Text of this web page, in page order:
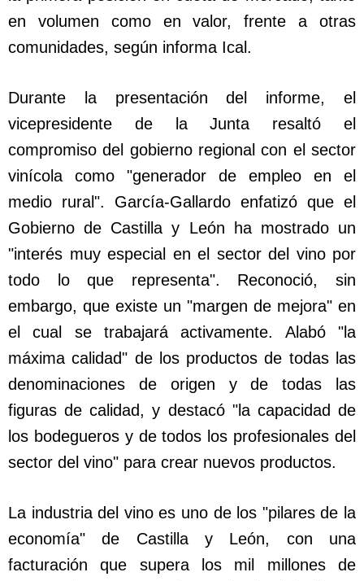
en volumen como en valor, frente a otras
comunidades, según informa Ical.
Durante la presentación del informe, el
vicepresidente de la Junta resaltó el
compromiso del gobierno regional con el sector
vinícola como "generador de empleo en el
medio rural". García-Gallardo enfatizó que el
Gobierno de Castilla y León ha mostrado un
"interés muy especial en el sector del vino por
todo lo que representa". Reconoció, sin
embargo, que existe un "margen de mejora" en
el cual se trabajará activamente. Alabó "la
máxima calidad" de los productos de todas las
denominaciones de origen y de todas las
figuras de calidad, y destacó "la capacidad de
los bodegueros y de todos los profesionales del
sector del vino" para crear nuevos productos.
La industria del vino es uno de los "pilares de la
economía" de Castilla y León, con una
facturación que supera los mil millones de